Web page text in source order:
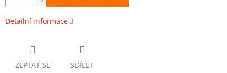
Detailní informace
ZEPTAT SE SDÍLET